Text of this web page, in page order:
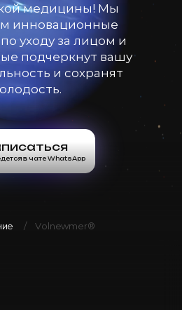
медицины! Мы
инновационные
уходу за лицом и
подчеркнут вашу
и сохранят
в чате WhatsApp
Volnewmer®